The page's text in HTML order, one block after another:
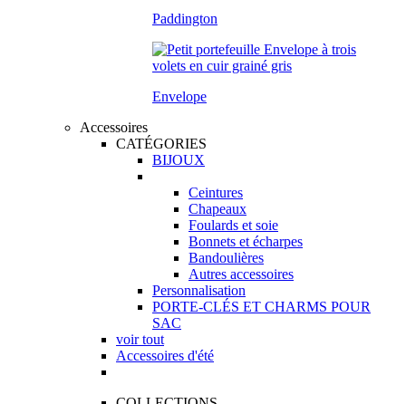
Paddington
Envelope
Accessoires
CATÉGORIES
BIJOUX
Ceintures
Chapeaux
Foulards et soie
Bonnets et écharpes
Bandoulières
Autres accessoires
Personnalisation
PORTE-CLÉS ET CHARMS POUR
SAC
voir tout
Accessoires d'été